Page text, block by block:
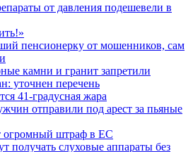
от давления подешевели в
пенсионерку от мошенников, сам
камни и гранит запретили
уточнен перечень
41-градусная жара
отправили под арест за пьяные
огромный штраф в ЕС
получать слуховые аппараты без